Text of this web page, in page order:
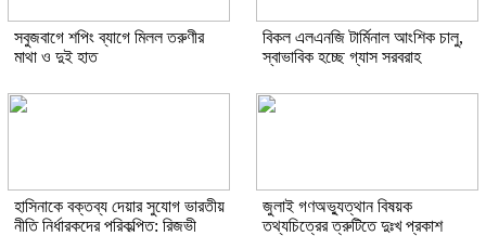
সবুজবাগে শপিং ব্যাগে মিলল তরুণীর
মাথা ও দুই হাত
বিকল এলএনজি টার্মিনাল আংশিক চালু,
স্বাভাবিক হচ্ছে গ্যাস সরবরাহ
হাসিনাকে বক্তব্য দেয়ার সুযোগ ভারতীয়
নীতি নির্ধারকদের পরিকল্পিত: রিজভী
জুলাই গণঅভ্যুত্থান বিষয়ক
তথ্যচিত্রের ত্রুটিতে দুঃখ প্রকাশ